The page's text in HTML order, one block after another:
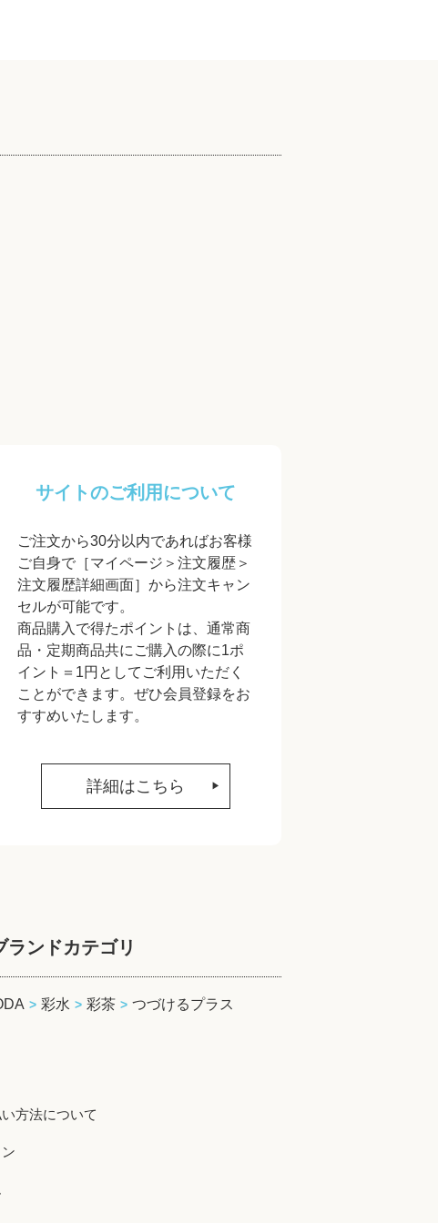
サイトのご利用について
ご注文から30分以内であればお客様
ご自身で［マイページ＞注文履歴＞
注文履歴詳細画面］から注文キャン
セルが可能です。
商品購入で得たポイントは、通常商
品・定期商品共にご購入の際に1ポ
イント＝1円としてご利用いただく
ことができます。ぜひ会員登録をお
すすめいたします。
詳細はこちら
ランドカテゴリ
彩水 彩茶 つづけるプラス
方法について